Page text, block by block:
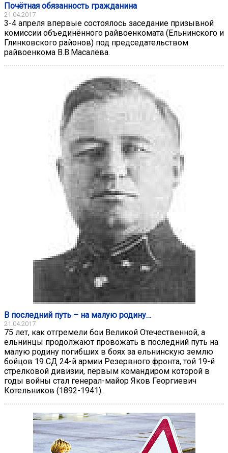
Почётная обязанность гражданина
21.04.2017
3-4 апреля впервые состоялось заседание призывной
комиссии объединённого райвоенкомата (Ельнинского и
Глинковского районов) под председательством
райвоенкома В.В.Масалёва.
В последний путь – на малую родину…
21.04.2017
75 лет, как отгремели бои Великой Отечественной, а
ельнинцы продолжают провожать в последний путь на
малую родину погибших в боях за ельнинскую землю
бойцов 19 СД 24-й армии Резервного фронта, той 19-й
стрелковой дивизии, первым командиром которой в
годы войны стал генерал-майор Яков Георгиевич
Котельников (1892-1941).